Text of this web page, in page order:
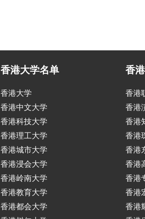
香港大学名单
香港大学
香港中文大学
香港科技大学
香港理工大学
香港城市大学
香港浸会大学
香港岭南大学
香港教育大学
香港都会大学
香
香港
香港
香港
香港
香港
香港
香港
香港
香港